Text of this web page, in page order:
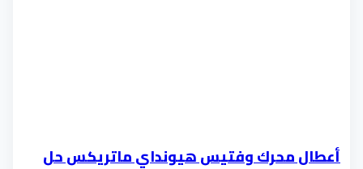
أعطال محرك وفتيس هيونداي ماتريكس حل